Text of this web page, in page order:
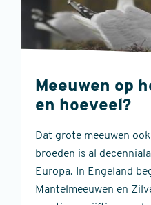
Meeuwen op
en hoeveel?
Dat grote meeuwen
broeden is al
Europa. In Engeland
Mantelmeeuwen en